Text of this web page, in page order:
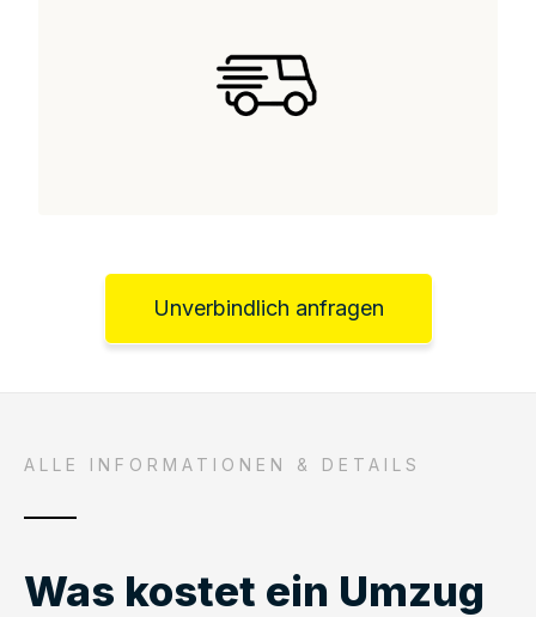
Unverbindlich anfragen
ALLE INFORMATIONEN & DETAILS
Was kostet ein Umzug